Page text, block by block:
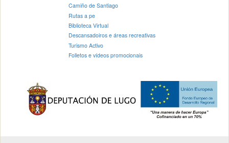
Camiño de Santiago
Rutas a pe
Biblioteca Virtual
Descansadoiros e áreas recreativas
Turismo Activo
Folletos e vídeos promocionais